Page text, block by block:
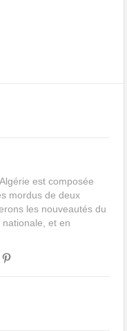
est composée
mordus de deux
les nouveautés du
et en